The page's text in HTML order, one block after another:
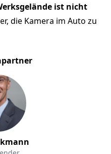
ist nicht
die Kamera im Auto zu